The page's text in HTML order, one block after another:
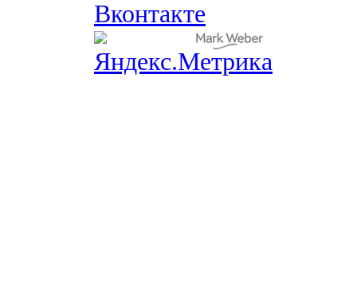
Вконтакте